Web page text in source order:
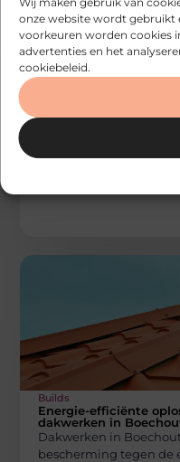
onze website wordt gebruikt
voorkeuren worden cookies
advertenties en het
cookiebeleid.
Builds
door een
Het installeren van een
dat vraagt om precisie
Builds
Energie-efficiënte
dakwerken in
Dakwerken in
bescherming tegen de